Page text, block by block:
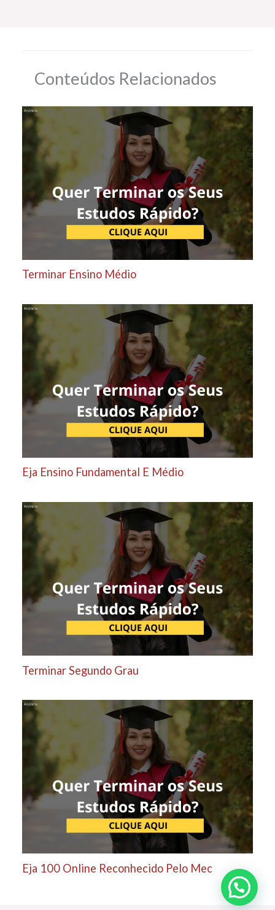
Conteúdos Relacionados
Terminar Ensino Médio
Eja Ensino Fundamental E Médio
Terminar Segundo Grau
Eja 100 Online Reconhecido Pelo Mec